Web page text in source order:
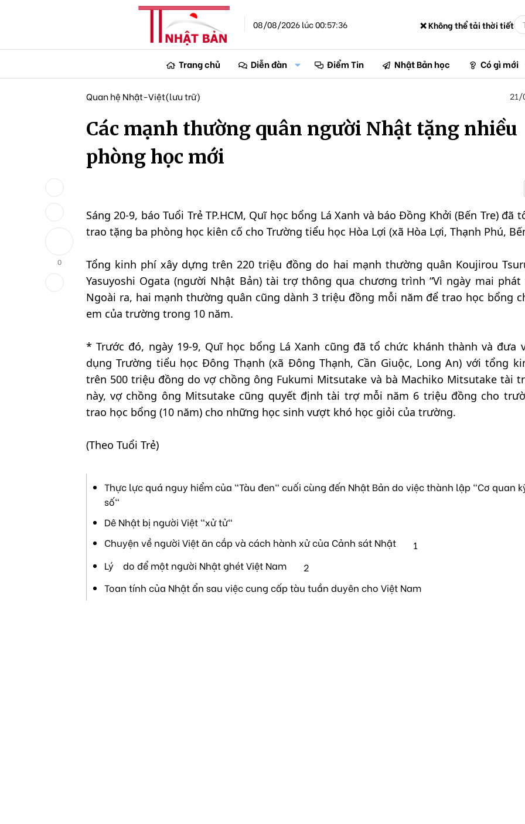
08/08/2026 lúc 00:57:36 ❌ Không thể tải thời tiết
Trang chủ Diễn đàn Điểm Tin Nhật Bản học Có gì mới
0
Quan hệ Nhật-Việt(lưu trữ) 21/
Các mạnh thường quân người Nhật tặng nhiều
phòng học mới
Sáng 20-9, báo Tuổi Trẻ TP.HCM, Quĩ học bổng Lá Xanh và báo Đồng Khởi (Bến Tre) đã
trao tặng ba phòng học kiên cố cho Trường tiểu học Hòa Lợi (xã Hòa Lợi, Thạnh Phú,
Tổng kinh phí xây dựng trên 220 triệu đồng do hai mạnh thường quân Koujirou
Yasuyoshi Ogata (người Nhật Bản) tài trợ thông qua chương trình “Vì ngày mai phát
Ngoài ra, hai mạnh thường quân cũng dành 3 triệu đồng mỗi năm để trao học bổng
em của trường trong 10 năm.
* Trước đó, ngày 19-9, Quĩ học bổng Lá Xanh cũng đã tổ chức khánh thành và đưa
dụng Trường tiểu học Đông Thạnh (xã Đông Thạnh, Cần Giuộc, Long An) với tổng
trên 500 triệu đồng do vợ chồng ông Fukumi Mitsutake và bà Machiko Mitsutake tài
này, vợ chồng ông Mitsutake cũng quyết định tài trợ mỗi năm 6 triệu đồng cho
trao học bổng (10 năm) cho những học sinh vượt khó học giỏi của trường.
(Theo Tuổi Trẻ)
Thực lực quá nguy hiểm của "Tàu đen" cuối cùng đến Nhật Bản do việc thành lập "Cơ quan
số"
Dê Nhật bị người Việt "xử tử"
Chuyện về người Việt ăn cắp và cách hành xử của Cảnh sát Nhật
1
Lý do để một người Nhật ghét Việt Nam
2
Toan tính của Nhật ẩn sau việc cung cấp tàu tuần duyên cho Việt Nam